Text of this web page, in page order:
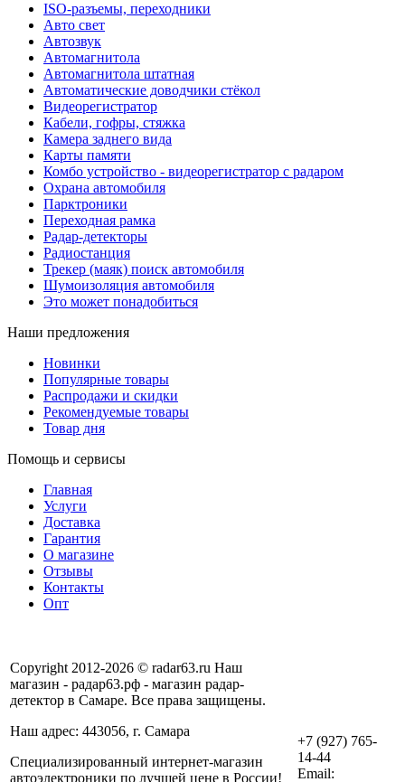
ISO-разъемы, переходники
Авто свет
Автозвук
Автомагнитола
Автомагнитола штатная
Автоматические доводчики стёкол
Видеорегистратор
Кабели, гофры, стяжка
Камера заднего вида
Карты памяти
Комбо устройство - видеорегистратор с радаром
Охрана автомобиля
Парктроники
Переходная рамка
Радар-детекторы
Радиостанция
Трекер (маяк) поиск автомобиля
Шумоизоляция автомобиля
Это может понадобиться
Наши предложения
Новинки
Популярные товары
Распродажи и скидки
Рекомендуемые товары
Товар дня
Помощь и сервисы
Главная
Услуги
Доставка
Гарантия
О магазине
Отзывы
Контакты
Опт
Copyright 2012-2026 © radar63.ru Наш
магазин - радар63.рф - магазин радар-
детектор в Самаре. Все права защищены.
Наш адрес: 443056, г. Самара
Специализированный интернет-магазин
автоэлектроники по лучшей цене в России!
+7 (927) 765-
14-44
Email: